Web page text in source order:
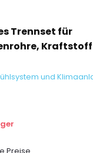
Trennset für
und
Preise